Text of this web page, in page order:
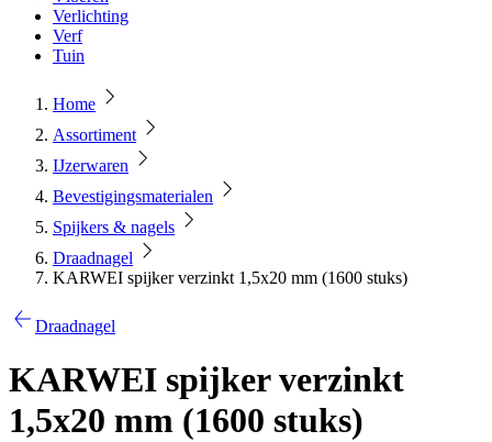
Verlichting
Verf
Tuin
Home
Assortiment
IJzerwaren
Bevestigingsmaterialen
Spijkers & nagels
Draadnagel
KARWEI spijker verzinkt 1,5x20 mm (1600 stuks)
Draadnagel
KARWEI spijker verzinkt
1,5x20 mm (1600 stuks)